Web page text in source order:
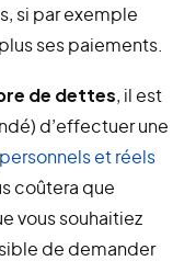
si par exemple
ses paiements.
de dettes, il est
d’effectuer une
et réels
coûtera que
vous souhaitiez
de demander